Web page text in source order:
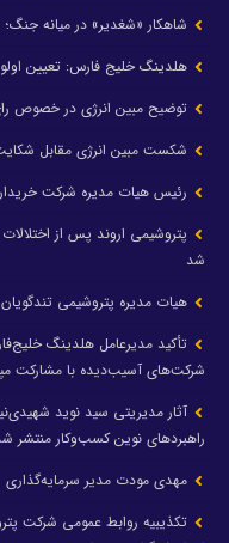
شاهکار «شغدیر» در میانه جنگ؛
هلدینگ خلیج فارس: تعیین
توضیح مبین انرژی در خصوص
شکست مبین انرژی مقابل
رئیس هیات مدیره شرکت خریدار
شد
هیات مدیره پتروشیمی
تأکید مدیرعامل هلدینگ
شرکت‌های آسیب‌دیده با مشارکت
آثار مدیریتی سید نوید
راهبردهای نوین کسب‌وکار منتشر
مهدی مودت مدیر
تکذیبیه روابط عمومی شرکت